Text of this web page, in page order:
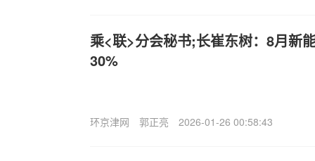
乘<联>分会秘书;长崔东树：8月新
30%
环京津网 郭正亮 2026-01-26 00:58:43